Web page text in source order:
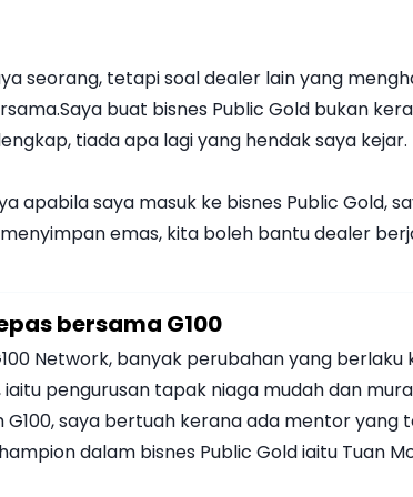
seorang, tetapi soal dealer lain yang
buat bisnes Public Gold bukan
tiada apa lagi yang hendak saya kejar.
apabila saya masuk ke bisnes Public Gold,
emas, kita boleh bantu dealer
bersama G100
Network, banyak perubahan yang
pengurusan tapak niaga mudah dan
G100, saya bertuah kerana ada mentor
dalam bisnes Public Gold iaitu Tuan